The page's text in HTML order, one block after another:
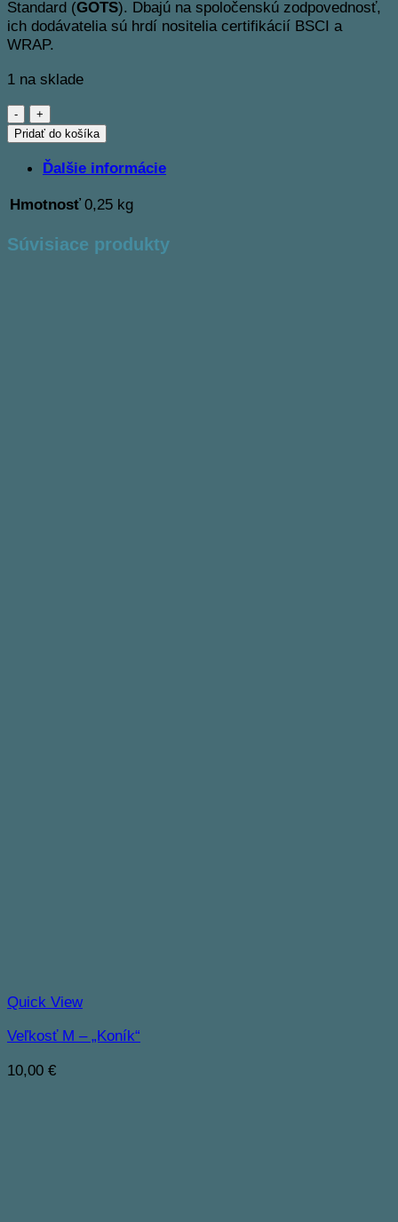
Standard (GOTS). Dbajú na spoločenskú zodpovednosť,
ich dodávatelia sú hrdí nositelia certifikácií BSCI a
WRAP.
1 na sklade
množstvo
Veľkosť
-
Pridať do košíka
Ďalšie informácie
Hmotnosť 0,25 kg
Súvisiace produkty
Quick View
Veľkosť M – „Koník“
10,00 €